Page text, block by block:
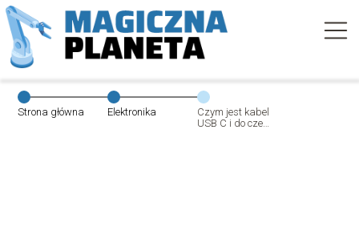
Strona główna Elektronika
Czym jest kabel
USB C i do czego